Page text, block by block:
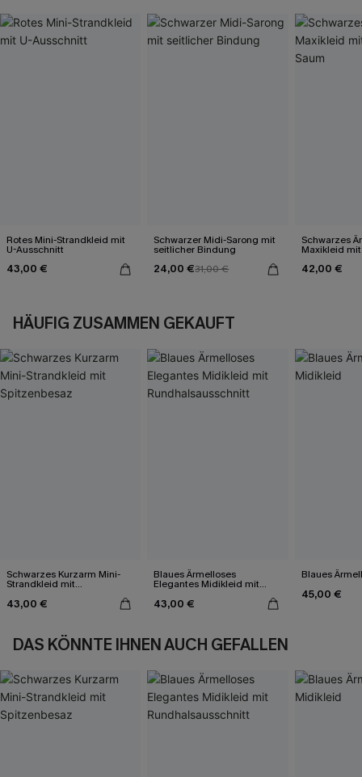
Rotes Mini-Strandkleid mit
U-Ausschnitt
43,00 €
Schwarzer Midi-Sarong mit
seitlicher Bindung
24,00 €31,00 €
Schwarzes
Maxikleid
42,00 €
HÄUFIG ZUSAMMEN GEKAUFT
Schwarzes Kurzarm Mini-
Strandkleid mit
43,00 €
Blaues Ärmelloses
Elegantes Midikleid mit
43,00 €
Blaues
45,00 €
DAS KÖNNTE IHNEN AUCH GEFALLEN